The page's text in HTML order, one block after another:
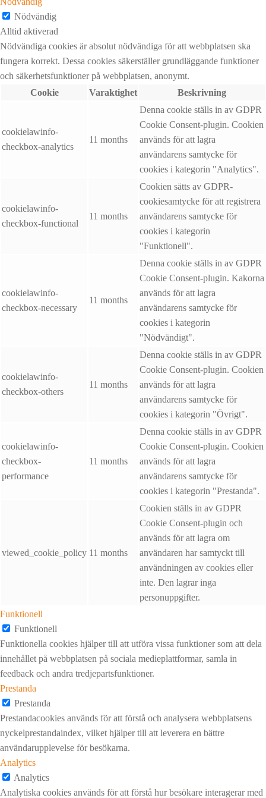
Nödvändig
Alltid aktiverad
Nödvändiga cookies är absolut nödvändiga för att webbplatsen ska
fungera korrekt. Dessa cookies säkerställer grundläggande funktioner
och säkerhetsfunktioner på webbplatsen, anonymt.
Cookie
Varaktighet Beskrivning
cookielawinfo-
checkbox-analytics
11 months
Denna cookie ställs in av GDPR
Cookie Consent-plugin. Cookien
används för att lagra
användarens samtycke för
cookies i kategorin "Analytics".
cookielawinfo-
checkbox-functional
11 months
Cookien sätts av GDPR-
cookiesamtycke för att registrera
användarens samtycke för
cookies i kategorin
"Funktionell".
cookielawinfo-
checkbox-necessary
11 months
Denna cookie ställs in av GDPR
Cookie Consent-plugin. Kakorna
används för att lagra
användarens samtycke för
cookies i kategorin
"Nödvändigt".
cookielawinfo-
checkbox-others
11 months
Denna cookie ställs in av GDPR
Cookie Consent-plugin. Cookien
används för att lagra
användarens samtycke för
cookies i kategorin "Övrigt".
cookielawinfo-
checkbox-
performance
11 months
Denna cookie ställs in av GDPR
Cookie Consent-plugin. Cookien
används för att lagra
användarens samtycke för
cookies i kategorin "Prestanda".
viewed_cookie_policy 11 months
Cookien ställs in av GDPR
Cookie Consent-plugin och
används för att lagra om
användaren har samtyckt till
användningen av cookies eller
inte. Den lagrar inga
personuppgifter.
Funktionell
Funktionell
Funktionella cookies hjälper till att utföra vissa funktioner som att dela
innehållet på webbplatsen på sociala medieplattformar, samla in
feedback och andra tredjepartsfunktioner.
Prestanda
Prestanda
Prestandacookies används för att förstå och analysera webbplatsens
nyckelprestandaindex, vilket hjälper till att leverera en bättre
användarupplevelse för besökarna.
Analytics
Analytics
Analytiska cookies används för att förstå hur besökare interagerar med